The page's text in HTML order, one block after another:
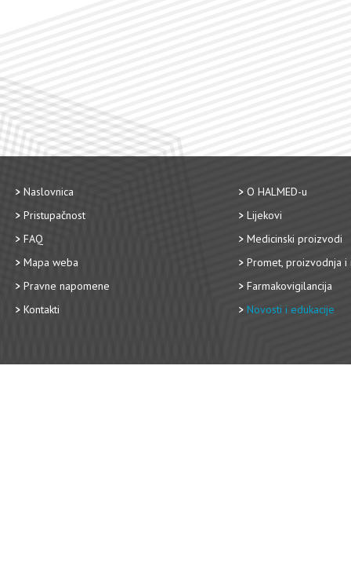
Naslovnica
Pristupačnost
FAQ
Mapa weba
Pravne napomene
Kontakti
O HALMED-u
Lijekovi
Medicinski proizvodi
Promet, proizvodnja i
Farmakovigilancija
Novosti i edukacije